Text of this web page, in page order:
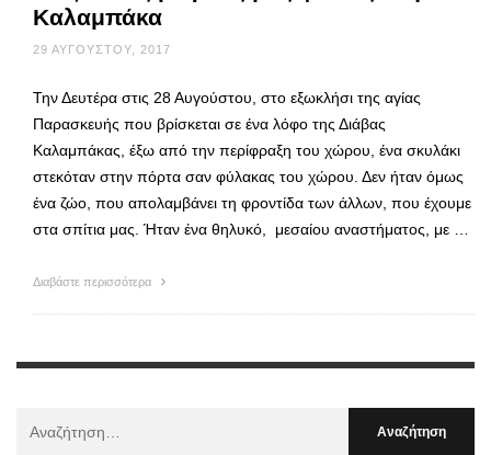
Καλαμπάκα
29 ΑΥΓΟΎΣΤΟΥ, 2017
Την Δευτέρα στις 28 Αυγούστου, στο εξωκλήσι της αγίας
Παρασκευής που βρίσκεται σε ένα λόφο της Διάβας
Καλαμπάκας, έξω από την περίφραξη του χώρου, ένα σκυλάκι
στεκόταν στην πόρτα σαν φύλακας του χώρου. Δεν ήταν όμως
ένα ζώο, που απολαμβάνει τη φροντίδα των άλλων, που έχουμε
στα σπίτια μας. Ήταν ένα θηλυκό, μεσαίου αναστήματος, με …
Διαβάστε περισσότερα